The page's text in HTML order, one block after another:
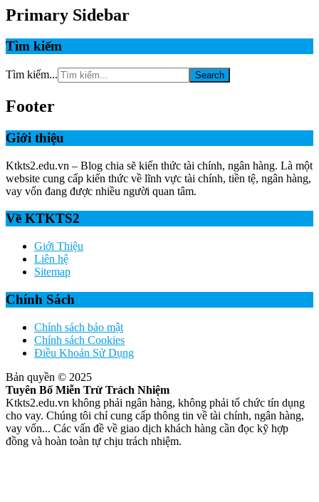
Primary Sidebar
Tìm kiếm
Tìm kiếm...
Footer
Giới thiệu
Ktkts2.edu.vn – Blog chia sẽ kiến thức tài chính, ngân hàng. Là một
website cung cấp kiến thức về lĩnh vực tài chính, tiền tệ, ngân hàng,
vay vốn đang được nhiều người quan tâm.
Về KTKTS2
Giới Thiệu
Liên hệ
Sitemap
Chính Sách
Chính sách bảo mật
Chính sách Cookies
Điều Khoản Sử Dụng
Bản quyền © 2025
Tuyên Bố Miễn Trừ Trách Nhiệm
Ktkts2.edu.vn không phải ngân hàng, không phải tổ chức tín dụng
cho vay. Chúng tôi chỉ cung cấp thông tin về tài chính, ngân hàng,
vay vốn... Các vấn đề về giao dịch khách hàng cần đọc kỹ hợp
đồng và hoàn toàn tự chịu trách nhiệm.